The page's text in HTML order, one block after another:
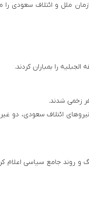
ملل و ائتلاف سعودی را
نیروهای ائتلاف سعودی، دو
و روند جامع سیاسی اعلام